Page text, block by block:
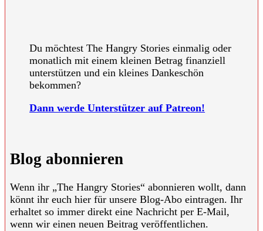
Du möchtest The Hangry Stories einmalig oder
monatlich mit einem kleinen Betrag finanziell
unterstützen und ein kleines Dankeschön
bekommen?
Dann werde Unterstützer auf Patreon!
Blog abonnieren
Wenn ihr „The Hangry Stories“ abonnieren wollt, dann
könnt ihr euch hier für unsere Blog-Abo eintragen. Ihr
erhaltet so immer direkt eine Nachricht per E-Mail,
wenn wir einen neuen Beitrag veröffentlichen.